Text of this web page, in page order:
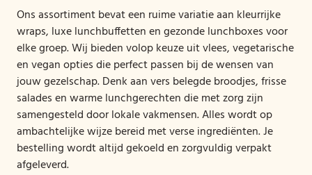
Ons assortiment bevat een ruime variatie aan kleurrijke
wraps, luxe lunchbuffetten en gezonde lunchboxes voor
elke groep. Wij bieden volop keuze uit vlees, vegetarische
en vegan opties die perfect passen bij de wensen van
jouw gezelschap. Denk aan vers belegde broodjes, frisse
salades en warme lunchgerechten die met zorg zijn
samengesteld door lokale vakmensen. Alles wordt op
ambachtelijke wijze bereid met verse ingrediënten. Je
bestelling wordt altijd gekoeld en zorgvuldig verpakt
afgeleverd.